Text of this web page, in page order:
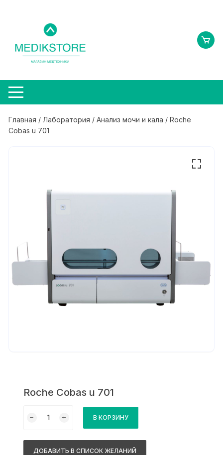
содержимому
Главная / Лаборатория /Анализ мочи и кала / Roche
Cobas u 701
Roche Cobas u 701
товара
В КОРЗИНУ
ДОБАВИТЬ В СПИСОК ЖЕЛАНИЙ